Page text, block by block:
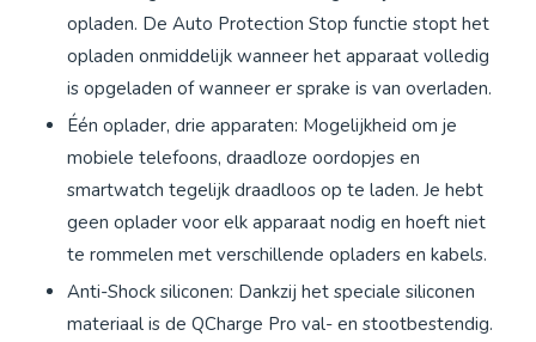
opladen. De Auto Protection Stop functie stopt het
opladen onmiddelijk wanneer het apparaat volledig
is opgeladen of wanneer er sprake is van overladen.
Één oplader, drie apparaten: Mogelijkheid om je
mobiele telefoons, draadloze oordopjes en
smartwatch tegelijk draadloos op te laden. Je hebt
geen oplader voor elk apparaat nodig en hoeft niet
te rommelen met verschillende opladers en kabels.
Anti-Shock siliconen: Dankzij het speciale siliconen
materiaal is de QCharge Pro val- en stootbestendig.